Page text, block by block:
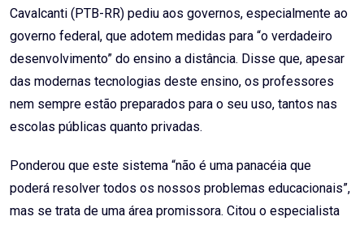
Cavalcanti (PTB-RR) pediu aos governos, especialmente ao
governo federal, que adotem medidas para “o verdadeiro
desenvolvimento” do ensino a distância. Disse que, apesar
das modernas tecnologias deste ensino, os professores
nem sempre estão preparados para o seu uso, tantos nas
escolas públicas quanto privadas.
Ponderou que este sistema “não é uma panacéia que
poderá resolver todos os nossos problemas educacionais”,
mas se trata de uma área promissora. Citou o especialista